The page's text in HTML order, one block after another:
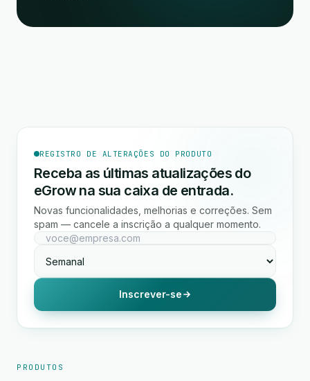
REGISTRO DE ALTERAÇÕES DO PRODUTO
Receba as últimas atualizações do
eGrow na sua caixa de entrada.
Novas funcionalidades, melhorias e correções. Sem
spam — cancele a inscrição a qualquer momento.
Inscrever-se
PRODUTOS